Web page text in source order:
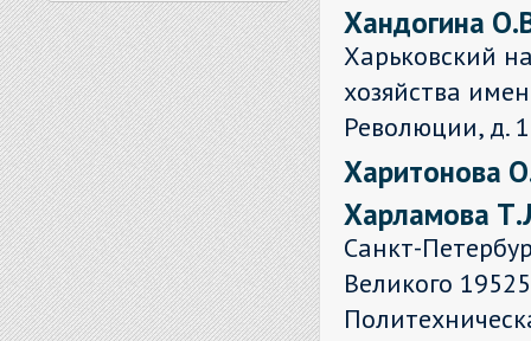
Хандогина
Харьковский
хозяйства
Революции, д.
Харитонова
Харламова
Санкт-
Великого